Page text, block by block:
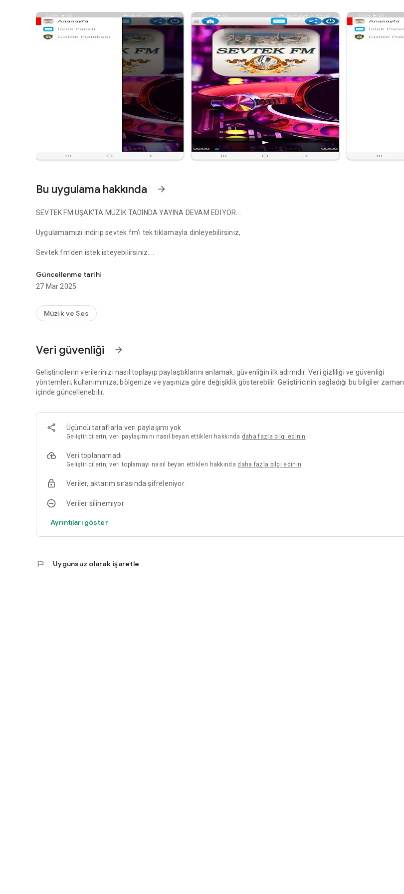
Bu uygulama hakkında arrow_forward
SEVTEK FM UŞAK'TA MÜZİK TADINDA YAYINA DEVAM EDİYOR...
Uygulamamızı indirip sevtek fm'i tek tıklamayla dinleyebilirsiniz,
Sevtek fm'den istek isteyebilirsiniz....
Güncellenme tarihi
27 Mar 2025
Müzik ve Ses
Veri güvenliği arrow_forward
Geliştiricilerin verilerinizi nasıl toplayıp paylaştıklarını anlamak, güvenliğin ilk adımıdır. Veri gizliliği ve güvenliği
yöntemleri; kullanımınıza, bölgenize ve yaşınıza göre değişiklik gösterebilir. Geliştiricinin sağladığı bu bilgiler zaman
içinde güncellenebilir.
Üçüncü taraflarla veri paylaşımı yok
Geliştiricilerin, veri paylaşımını nasıl beyan ettikleri hakkında daha fazla bilgi edinin
Veri toplanamadı
Geliştiricilerin, veri toplamayı nasıl beyan ettikleri hakkında daha fazla bilgi edinin
Veriler, aktarım sırasında şifreleniyor
Veriler silinemiyor
Ayrıntıları göster
flag Uygunsuz olarak işaretle